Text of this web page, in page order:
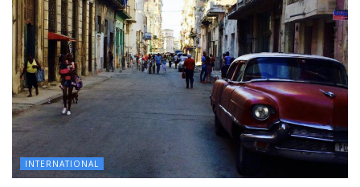
INTERNATIONAL